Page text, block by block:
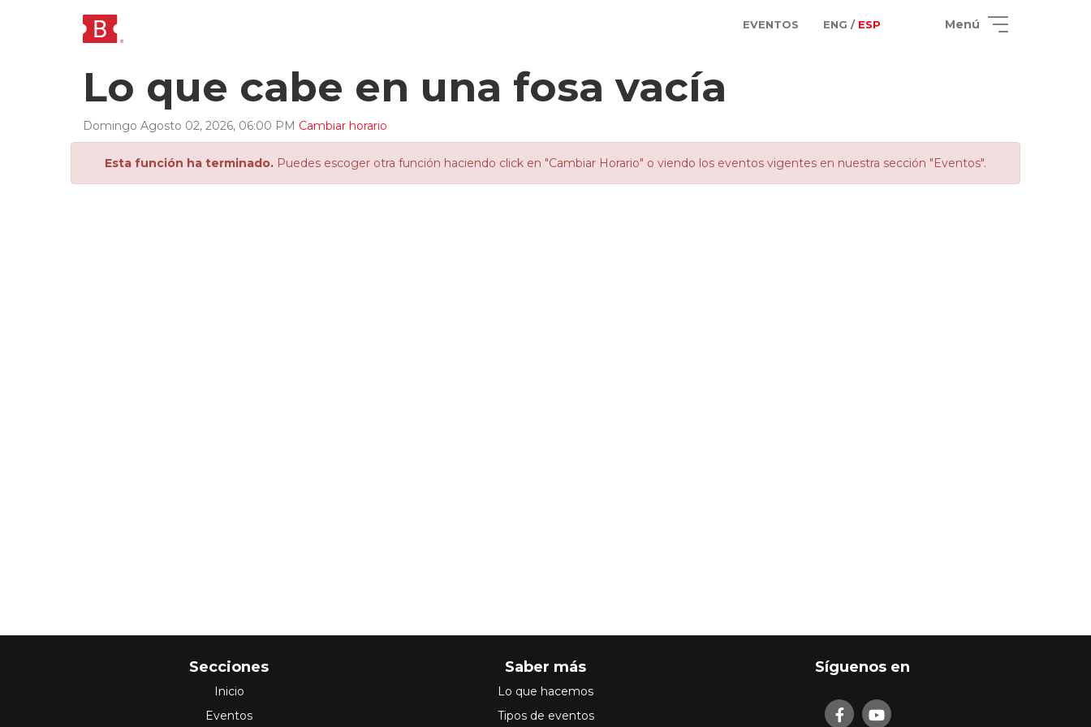
EVENTOS ENG / ESP Menú
Lo que cabe en una fosa vacía
Domingo Agosto 02, 2026, 06:00 PM Cambiar horario
Esta función ha terminado. Puedes escoger otra función haciendo click en "Cambiar Horario" o viendo los eventos vigentes en nuestra sección "Eventos".
Secciones
Inicio
Eventos
Saber más
Lo que hacemos
Tipos de eventos
Síguenos en